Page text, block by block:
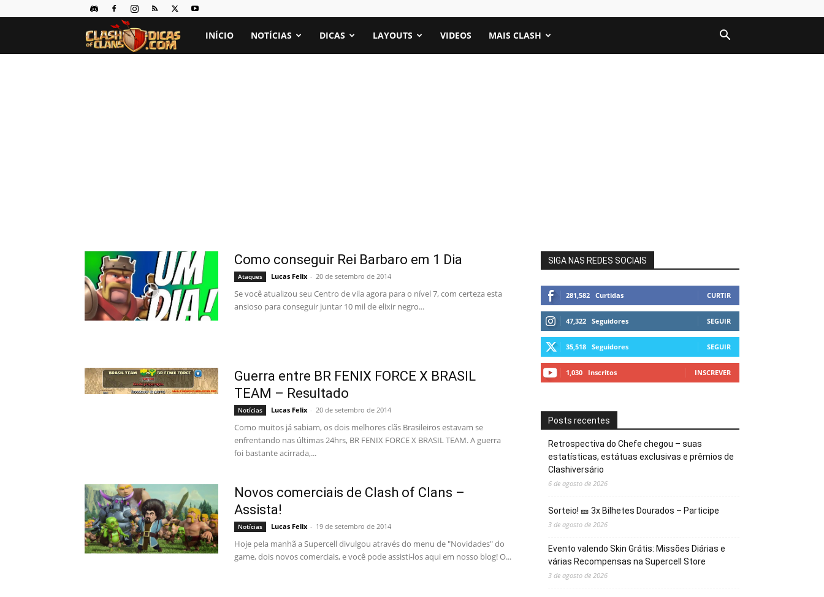
Clash
INÍCIO NOTÍCIAS DICAS LAYOUTS VIDEOS MAIS CLASH
Como conseguir Rei Barbaro em 1 Dia
Ataques Lucas Felix - 20 de setembro de 2014
Se você atualizou seu Centro de vila agora para o nível 7, com certeza esta
ansioso para conseguir juntar 10 mil de elixir negro...
Guerra entre BR FENIX FORCE X BRASIL
TEAM – Resultado
Notícias Lucas Felix - 20 de setembro de 2014
Como muitos já sabiam, os dois melhores clãs Brasileiros estavam se
enfrentando nas últimas 24hrs, BR FENIX FORCE X BRASIL TEAM. A guerra
foi bastante acirrada,...
Novos comerciais de Clash of Clans –
Assista!
Notícias Lucas Felix - 19 de setembro de 2014
Hoje pela manhã a Supercell divulgou através do menu de "Novidades" do
game, dois novos comerciais, e você pode assisti-los aqui em nosso blog! O...
SIGA NAS REDES SOCIAIS
281,582 Curtidas CURTIR
47,322 Seguidores SEGUIR
35,518 Seguidores SEGUIR
1,030 Inscritos INSCREVER
Posts recentes
Retrospectiva do Chefe chegou – suas
estatísticas, estátuas exclusivas e prêmios de
Clashiversário
6 de agosto de 2026
Sorteio! 🎫 3x Bilhetes Dourados – Participe
3 de agosto de 2026
Evento valendo Skin Grátis: Missões Diárias e
várias Recompensas na Supercell Store
3 de agosto de 2026